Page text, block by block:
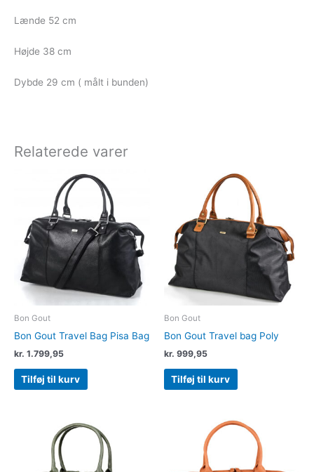
Lænde 52 cm
Højde 38 cm
Dybde 29 cm ( målt i bunden)
Relaterede varer
Bon Gout
Bon Gout Travel Bag Pisa Bag
kr. 1.799,95
Tilføj til kurv
Bon Gout
Bon Gout Travel bag Poly
kr. 999,95
Tilføj til kurv